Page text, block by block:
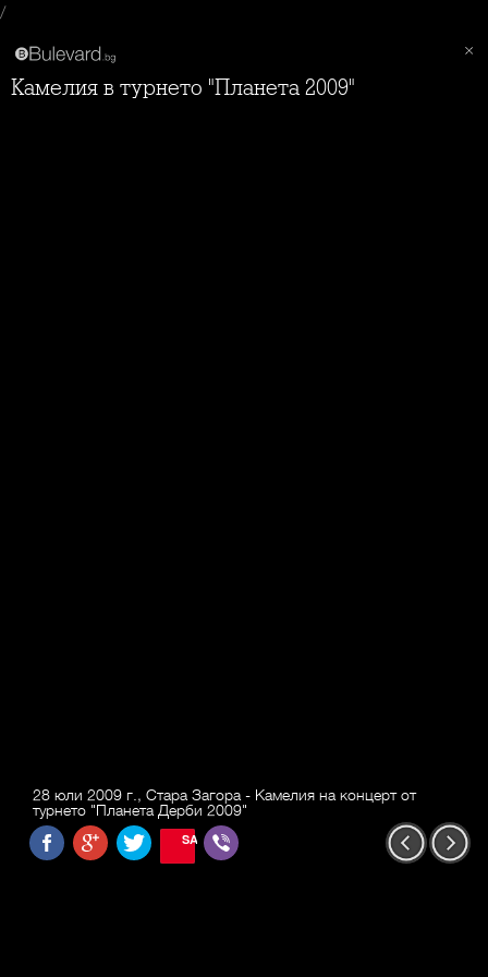
/
Камелия в турнето "Планета 2009"
28 юли 2009 г., Стара Загора - Камелия на концерт от
турнето "Планета Дерби 2009"
SAVE